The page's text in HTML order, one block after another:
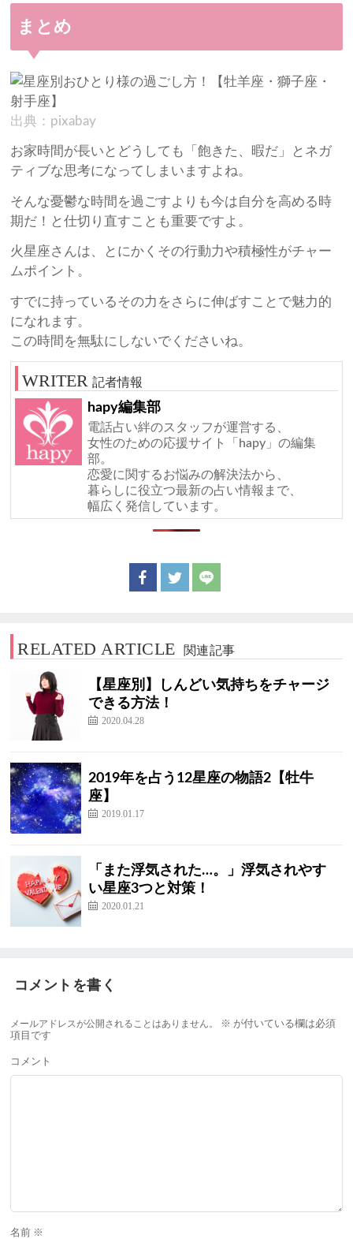
まとめ
出典：pixabay
お家時間が長いとどうしても「飽きた、暇だ」とネガ
ティブな思考になってしまいますよね。
そんな憂鬱な時間を過ごすよりも今は自分を高める時
期だ！と仕切り直すことも重要ですよ。
火星座さんは、とにかくその行動力や積極性がチャー
ムポイント。
すでに持っているその力をさらに伸ばすことで魅力的
になれます。
この時間を無駄にしないでくださいね。
記者情報
hapy編集部
電話占い絆のスタッフが運営する、
女性のための応援サイト「hapy」の編集
部。
恋愛に関するお悩みの解決法から、
暮らしに役立つ最新の占い情報まで、
幅広く発信しています。
RELATED ARTICLE 関連記事
【星座別】しんどい気持ちをチャージ
できる方法！
2020.04.28
2019年を占う12星座の物語2【牡牛
座】
2019.01.17
「また浮気された…。」浮気されやす
い星座3つと対策！
2020.01.21
コメントを書く
メールアドレスが公開されることはありません。 ※ が付いている欄は必須
項目です
コメント
名前 ※